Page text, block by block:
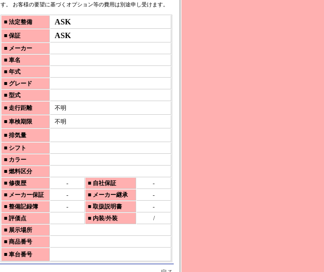
す。 お客様の要望に基づくオプション等の費用は別途申し受けます。
■ 法定整備 ASK
■ 保証 ASK
■ メーカー
■ 車名
■ 年式
■ グレード
■ 型式
■ 走行距離
不明
■ 車検期限
不明
■ 排気量
■ シフト
■ カラー
■ 燃料区分
■ 修復歴
- ■ 自社保証
-
■ メーカー保証
- ■ メーカー継承
-
■ 整備記録簿
- ■ 取扱説明書
-
■ 評価点
■ 内装/外装
/
■ 展示場所
■ 商品番号
■ 車台番号